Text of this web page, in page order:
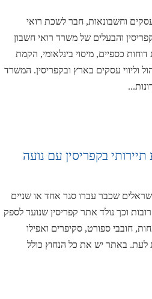
וחשבונאות, חבר לשכת רואי
והבעלים של משרד רואי חשבון
כספיים, מיסוי בינלאומי, הקמת
וליווי עסקים בארץ ובקפריסין. המשרד
בקפריסין עם נועה
שכבר עברו סגר אחד או שניים
וכך נולד אתר קפריסין שנועד לספק
חובבי ספורט, סקיפרים ואפילו
לעת. באתר יש את כל הנחוץ כולל